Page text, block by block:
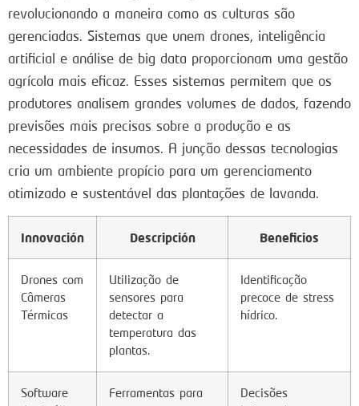
revolucionando a maneira como as culturas são
gerenciadas. Sistemas que unem drones, inteligência
artificial e análise de big data proporcionam uma gestão
agrícola mais eficaz. Esses sistemas permitem que os
produtores analisem grandes volumes de dados, fazendo
previsões mais precisas sobre a produção e as
necessidades de insumos. A junção dessas tecnologias
cria um ambiente propício para um gerenciamento
otimizado e sustentável das plantações de lavanda.
Innovación Descripción Beneficios
Drones com
Câmeras
Térmicas
Utilização de
sensores para
detectar a
temperatura das
plantas.
Identificação
precoce de stress
hídrico.
Software
Ferramentas para
Decisões